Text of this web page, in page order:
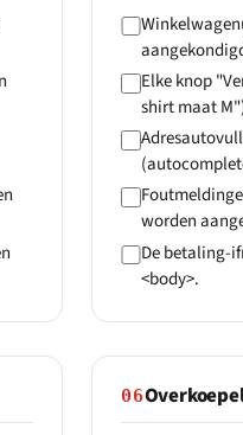
Elke knop
shirt maat
worden
De betaling-
<body>.
06